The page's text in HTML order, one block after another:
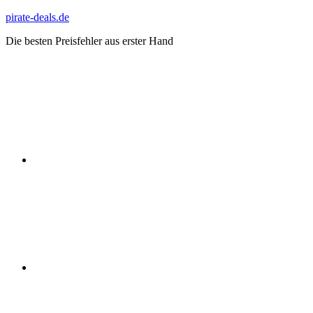
Zum
springen
pirate-deals.de
Die besten Preisfehler aus erster Hand